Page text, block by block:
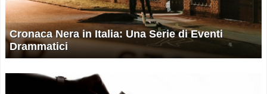
Cronaca Nera in Italia: Una Serie di Eventi
Drammatici